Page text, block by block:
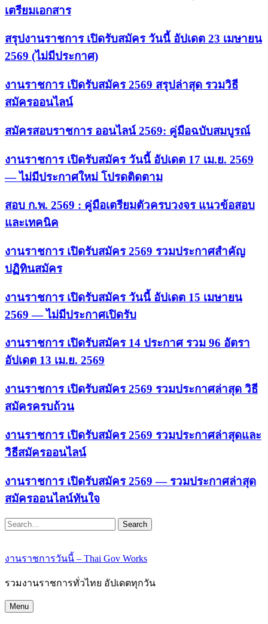
เตรียมเอกสาร
สรุปงานราชการ เปิดรับสมัคร วันนี้ อัปเดต 23 เมษายน
2569 (ไม่มีประกาศ)
งานราชการ เปิดรับสมัคร 2569 สรุปล่าสุด รวมวิธี
สมัครออนไลน์
สมัครสอบราชการ ออนไลน์ 2569: คู่มือฉบับสมบูรณ์
งานราชการ เปิดรับสมัคร วันนี้ อัปเดต 17 เม.ย. 2569
— ไม่มีประกาศใหม่ โปรดติดตาม
สอบ ก.พ. 2569 : คู่มือเตรียมตัวครบวงจร แนวข้อสอบ
และเทคนิค
งานราชการ เปิดรับสมัคร 2569 รวมประกาศสำคัญ
ปฏิทินสมัคร
งานราชการ เปิดรับสมัคร วันนี้ อัปเดต 15 เมษายน
2569 — ไม่มีประกาศเปิดรับ
งานราชการ เปิดรับสมัคร 14 ประกาศ รวม 96 อัตรา
อัปเดต 13 เม.ย. 2569
งานราชการ เปิดรับสมัคร 2569 รวมประกาศล่าสุด วิธี
สมัครครบถ้วน
งานราชการ เปิดรับสมัคร 2569 รวมประกาศล่าสุดและ
วิธีสมัครออนไลน์
งานราชการ เปิดรับสมัคร 2569 — รวมประกาศล่าสุด
สมัครออนไลน์ทันใจ
Search
งานราชการวันนี้ – Thai Gov Works
รวมงานราชการทั่วไทย อัปเดตทุกวัน
Menu